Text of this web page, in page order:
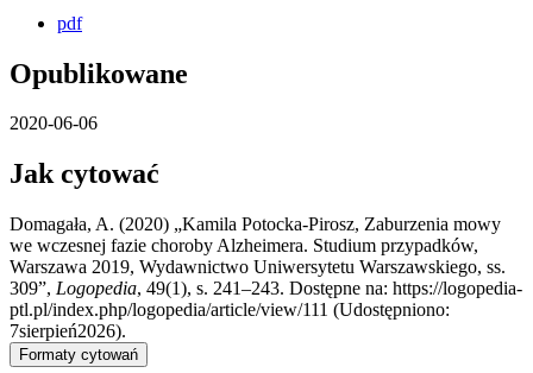
pdf
Opublikowane
2020-06-06
Jak cytować
Domagała, A. (2020) „Kamila Potocka-Pirosz, Zaburzenia mowy
we wczesnej fazie choroby Alzheimera. Studium przypadków,
Warszawa 2019, Wydawnictwo Uniwersytetu Warszawskiego, ss.
309”, Logopedia, 49(1), s. 241–243. Dostępne na: https://logopedia-
ptl.pl/index.php/logopedia/article/view/111 (Udostępniono:
7sierpień2026).
Formaty cytowań